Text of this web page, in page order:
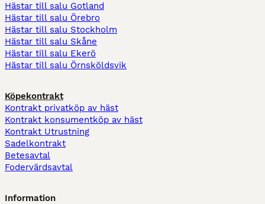
Hästar till salu Gotland
Hästar till salu Örebro
Hästar till salu Stockholm
Hästar till salu Skåne
Hästar till salu Ekerö
Hästar till salu Örnsköldsvik
Köpekontrakt
Kontrakt privatköp av häst
Kontrakt konsumentköp av häst
Kontrakt Utrustning
Sadelkontrakt
Betesavtal
Fodervärdsavtal
Information